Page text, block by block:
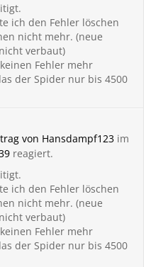
ich den Fehler löschen
nicht mehr. (neue
verbaut)
Fehler mehr
der Spider nur bis 4500
von Hansdampf123 im
reagiert.
ich den Fehler löschen
nicht mehr. (neue
verbaut)
Fehler mehr
der Spider nur bis 4500